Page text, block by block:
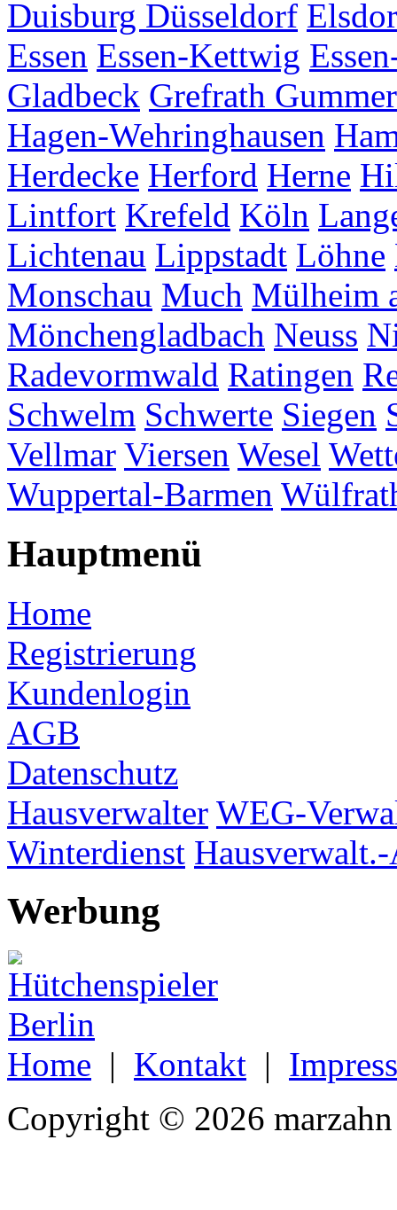
Duisburg Düsseldorf
Essen Essen-Kettwig
Gladbeck Grefrath
Hagen-Wehringhausen
Herdecke Herford Herne
Lintfort Krefeld Köln
Lichtenau Lippstadt Löhne
Monschau Much Mülheim
Mönchengladbach Neuss
Radevormwald Ratingen
Schwelm Schwerte Siegen
Vellmar Viersen Wesel
Wuppertal-Barmen
Hauptmenü
Home
Registrierung
Kundenlogin
AGB
Datenschutz
Hausverwalter WEG-
Winterdienst
Werbung
Home | Kontakt |
Copyright © 2026